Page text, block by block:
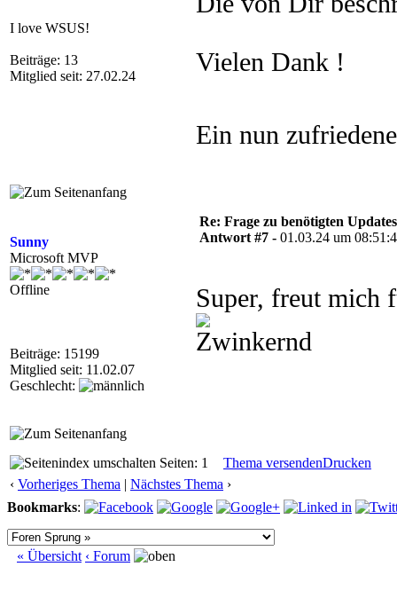
I love WSUS!
Beiträge: 13
Mitglied seit: 27.02.24
Vielen Dank !
Ein nun
Sunny
Microsoft MVP
Offline
Beiträge: 15199
Mitglied seit: 11.02.07
Geschlecht:
Re: Frage zu benötigten
Antwort #7 - 01.03.24 um
Super, freut mich
Seiten: 1 Thema versendenDrucken
‹ Vorheriges Thema | Nächstes Thema ›
Bookmarks:
« Übersicht ‹ Forum